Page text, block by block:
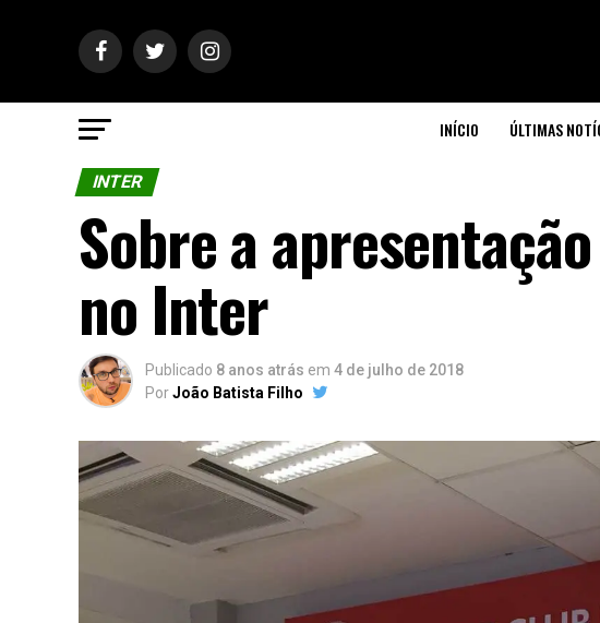
INÍCIO ÚLTIMAS
INTER
Sobre a
no Inter
Publicado 8 anos atrás em 4 de julho de 2018
PorJoão Batista Filho